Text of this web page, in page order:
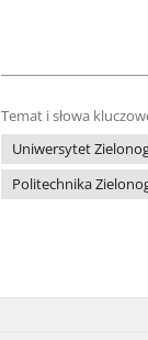
Temat i słowa
Uniwersytet
Politechnika